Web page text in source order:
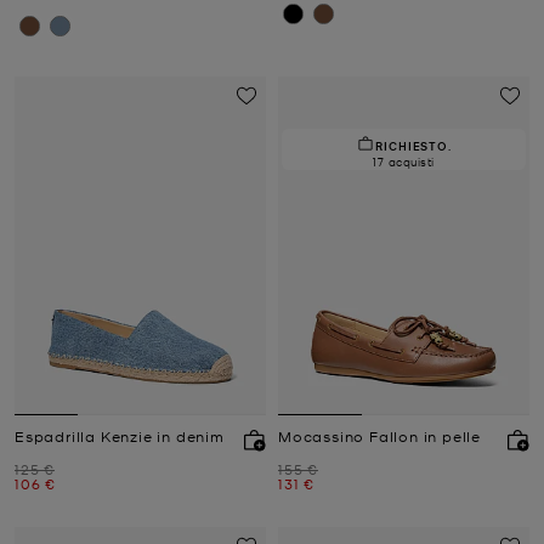
Espadrilla Kenzie in denim
Prezzo iniziale
125 €
Prezzo attuale
106 €
RICHIESTO.
17 acquisti
Mocassino Fallon in pelle
Prezzo iniziale
155 €
Prezzo attuale
131 €